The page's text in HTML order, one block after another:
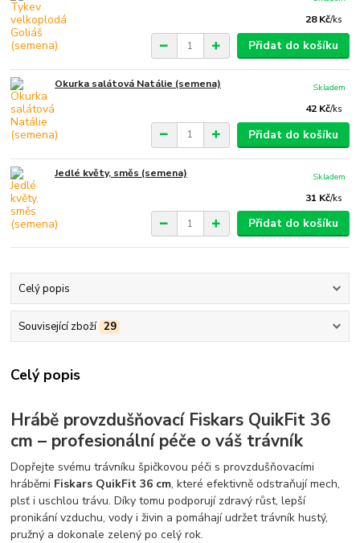
28 Kč/ks
Přidat do košíku
Okurka salátová Natálie (semena)
42 Kč/ks
Skladem
Přidat do košíku
Jedlé květy, směs (semena)
31 Kč/ks
Skladem
Přidat do košíku
Celý popis
Související zboží 29
Celý popis
Hrábě provzdušňovací Fiskars QuikFit 36
cm – profesionální péče o váš trávník
Dopřejte svému trávníku špičkovou péči s provzdušňovacími
hráběmi Fiskars QuikFit 36 cm, které efektivně odstraňují mech,
plsť i uschlou trávu. Díky tomu podporují zdravý růst, lepší
pronikání vzduchu, vody i živin a pomáhají udržet trávník hustý,
pružný a dokonale zelený po celý rok.